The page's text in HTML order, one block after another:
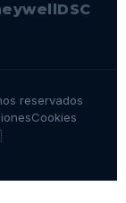
DSC
reservados
Cookies